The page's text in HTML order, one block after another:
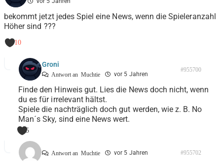
bekommt jetzt jedes Spiel eine News, wenn die Spieleranzahl
Höher sind ???
-10
Groni
Antwort an Muchtie vor 5 Jahren
#955700
Finde den Hinweis gut. Lies die News doch nicht, wenn
du es für irrelevant hältst.
Spiele die nachträglich doch gut werden, wie z. B. No
Man´s Sky, sind eine News wert.
5
Antwort an Muchtie vor 5 Jahren #955702